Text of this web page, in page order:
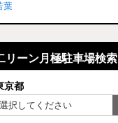
葉
リーン月極駐車場検索
京都